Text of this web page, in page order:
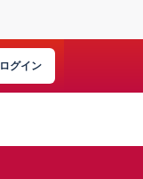
ログイン